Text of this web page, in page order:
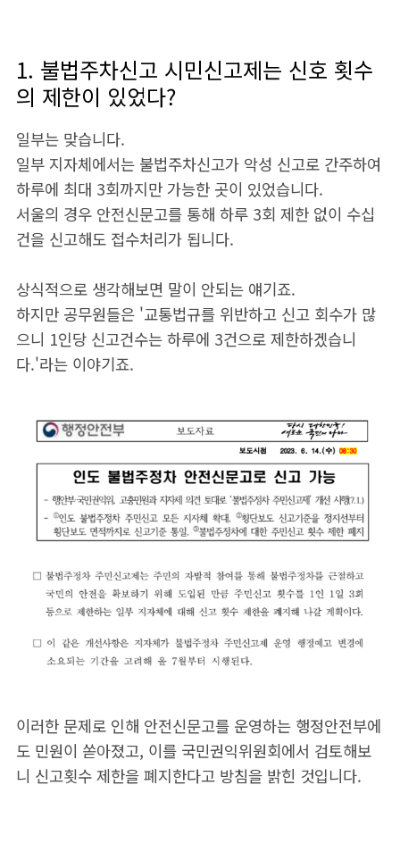
1. 불법주차신고 시민신고제는 신호 횟수
의 제한이 있었다?
일부는 맞습니다.
일부 지자체에서는 불법주차신고가 악성 신고로 간주하여
하루에 최대 3회까지만 가능한 곳이 있었습니다.
서울의 경우 안전신문고를 통해 하루 3회 제한 없이 수십
건을 신고해도 접수처리가 됩니다.
상식적으로 생각해보면 말이 안되는 얘기죠.
하지만 공무원들은 '교통법규를 위반하고 신고 회수가 많
으니 1인당 신고건수는 하루에 3건으로 제한하겠습니
다.'라는 이야기죠.
이러한 문제로 인해 안전신문고를 운영하는 행정안전부에
도 민원이 쏟아졌고, 이를 국민권익위원회에서 검토해보
니 신고횟수 제한을 폐지한다고 방침을 밝힌 것입니다.